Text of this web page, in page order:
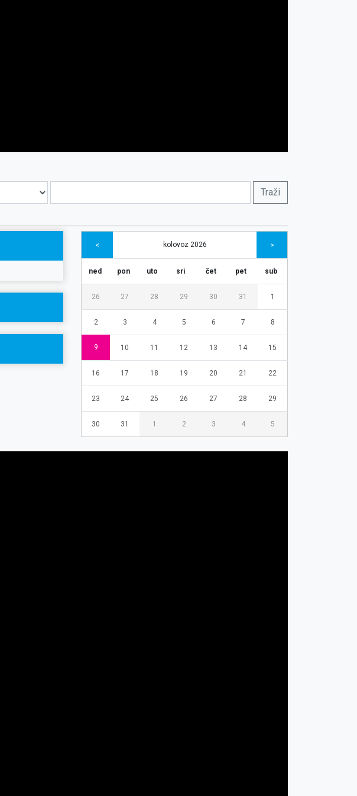
< kolovoz 2026 >
ned pon uto sri čet pet sub
26 27 28 29 30 31 1
2 3 4 5 6 7 8
9 10 11 12 13 14 15
16 17 18 19 20 21 22
23 24 25 26 27 28 29
30 31 1 2 3 4 5